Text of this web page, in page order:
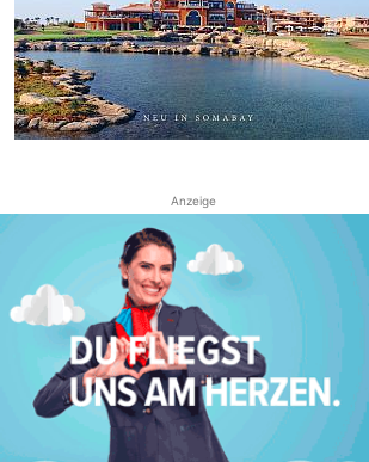
Anzeige